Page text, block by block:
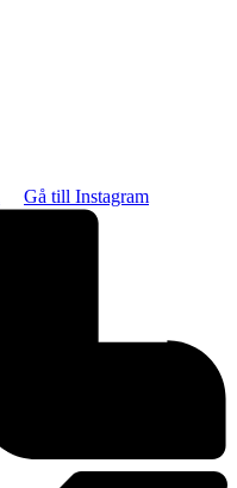
Gå till Instagram